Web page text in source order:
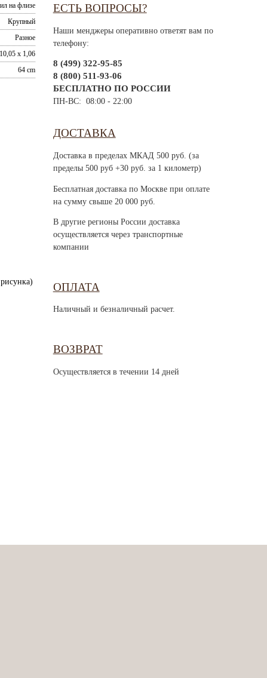
на флизе
Крупный
Разное
10,05 x 1,06
64 cm
ЕСТЬ ВОПРОСЫ?
Наши менджеры оперативно ответят вам по
телефону:
8 (499) 322-95-85
8 (800) 511-93-06
БЕСПЛАТНО ПО РОССИИ
ПН-ВС: 08:00 - 22:00
ДОСТАВКА
Доставка в пределах МКАД 500 руб. (за
пределы 500 руб +30 руб. за 1 километр)
Бесплатная доставка по Москве при оплате
на сумму свыше 20 000 руб.
В другие регионы России доставка
осуществляется через транспортные
компании
ОПЛАТА
Наличный и безналичный расчет.
ВОЗВРАТ
Осуществляется в течении 14 дней